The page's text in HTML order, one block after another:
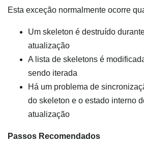
Esta exceção normalmente ocorre
Um skeleton é destruído
atualização
A lista de skeletons é
sendo iterada
Há um problema de
do skeleton e o estado interno
atualização
Passos Recomendados